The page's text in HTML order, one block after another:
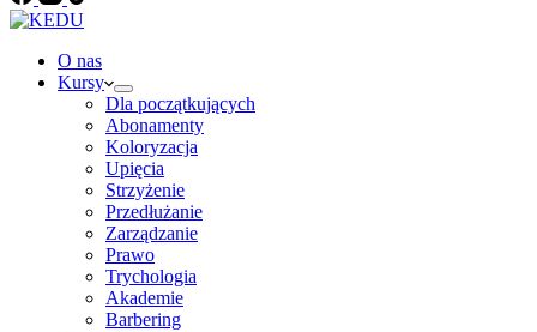
O nas
Kursy
Dla początkujących
Abonamenty
Koloryzacja
Upięcia
Strzyżenie
Przedłużanie
Zarządzanie
Prawo
Trychologia
Akademie
Barbering